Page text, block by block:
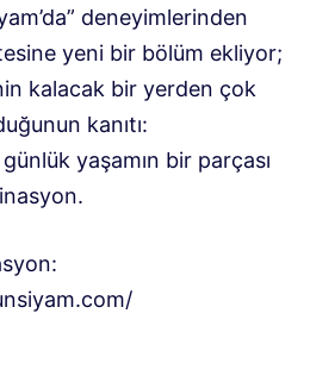
deneyimlerinden
yeni bir bölüm ekliyor;
kalacak bir yerden çok
kanıtı:
yaşamın bir parçası